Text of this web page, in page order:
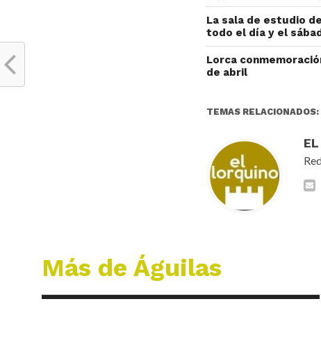
La sala de estudio
todo el día y el
Lorca
de abril
TEMAS RELACIONADOS:
Más de Águilas